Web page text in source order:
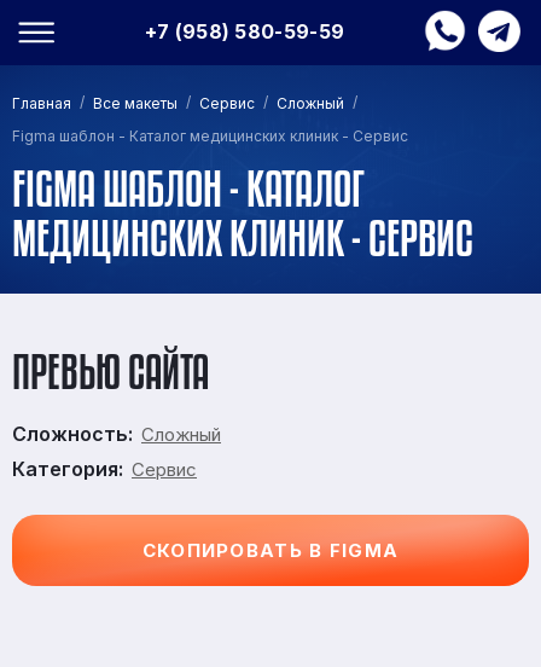
+7 (958) 580-59-59
Главная / Все макеты / Сервис / Сложный /
Figma шаблон - Каталог медицинских клиник - Сервис
FIGMA ШАБЛОН - КАТАЛОГ
МЕДИЦИНСКИХ КЛИНИК - СЕРВИС
ПРЕВЬЮ САЙТА
Сложность: Сложный
Категория: Сервис
СКОПИРОВАТЬ В FIGMA